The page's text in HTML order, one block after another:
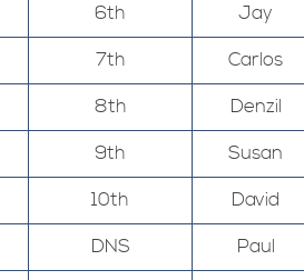
6th Jay
7th Carlos
8th Denzil
9th Susan
10th David
DNS Paul